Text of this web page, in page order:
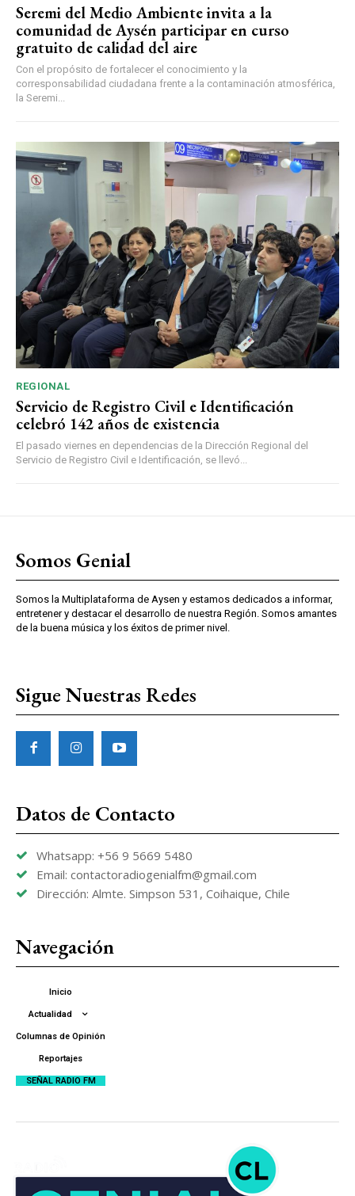
Seremi del Medio Ambiente invita a la
comunidad de Aysén participar en curso
gratuito de calidad del aire
Con el propósito de fortalecer el conocimiento y la
corresponsabilidad ciudadana frente a la contaminación atmosférica,
la Seremi...
REGIONAL
Servicio de Registro Civil e Identificación
celebró 142 años de existencia
El pasado viernes en dependencias de la Dirección Regional del
Servicio de Registro Civil e Identificación, se llevó...
Somos Genial
Somos la Multiplataforma de Aysen y estamos dedicados a informar,
entretener y destacar el desarrollo de nuestra Región. Somos amantes
de la buena música y los éxitos de primer nivel.
Sigue Nuestras Redes
Datos de Contacto
Whatsapp: +56 9 5669 5480
Email: contactoradiogenialfm@gmail.com
Dirección: Almte. Simpson 531, Coihaique, Chile
Navegación
Inicio
Actualidad
Columnas de Opinión
Reportajes
SEÑAL RADIO FM